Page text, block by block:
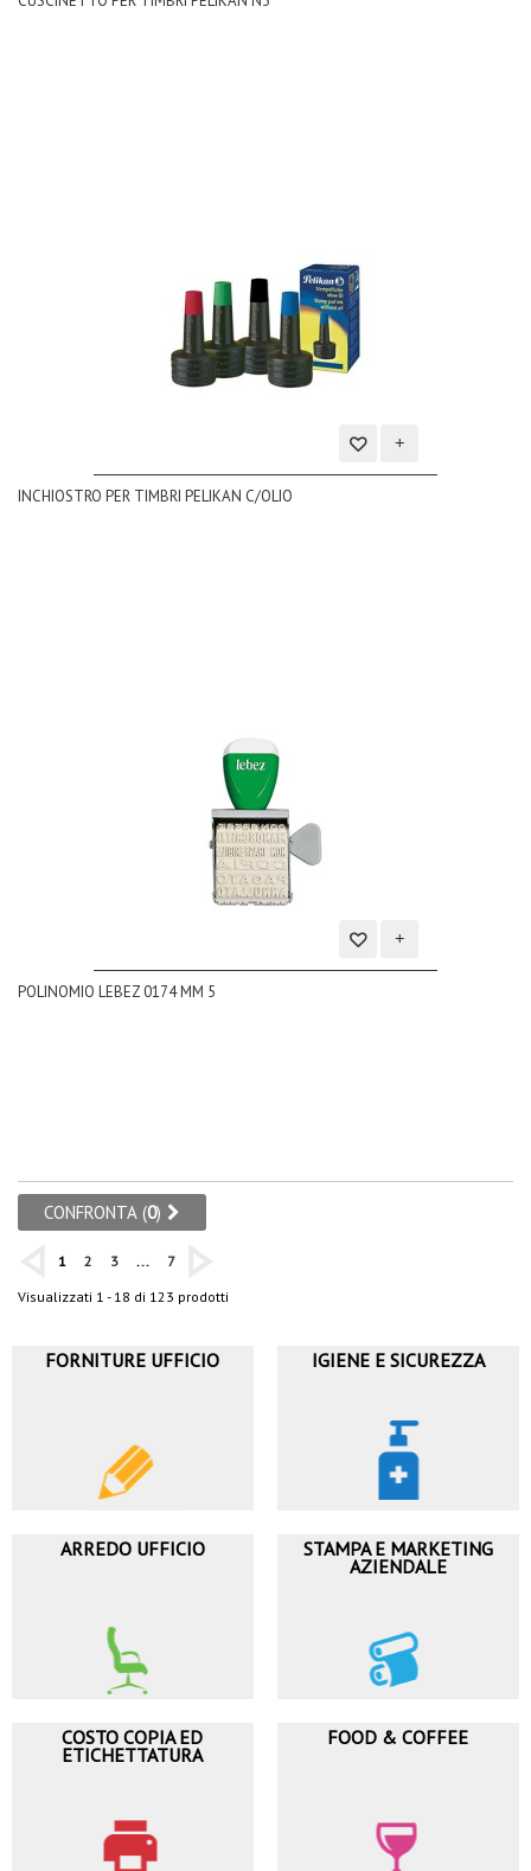
Aggiungi
INCHIOSTRO PER TIMBRI PELIKAN C/OLIO
Aggiungi
POLINOMIO LEBEZ 0174 MM 5
CONFRONTA (0)
1 2 3 ...
7
Visualizzati 1 - 18 di 123 prodotti
FORNITURE UFFICIO IGIENE E SICUREZZA
ARREDO UFFICIO STAMPA E MARKETING
AZIENDALE
COSTO COPIA ED
ETICHETTATURA
FOOD & COFFEE